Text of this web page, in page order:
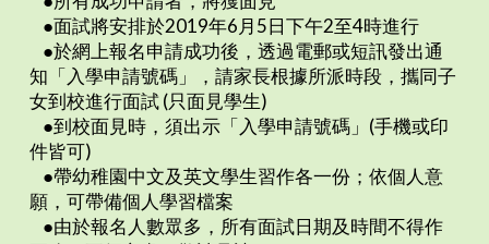
●面試將安排於2019年6月5日下午2至4時進行
●於網上報名申請成功後，透過電郵或短訊發出通
知「入學申請號碼」，請家長根據所派時段，攜同子
女到校進行面試 (只面見學生)
●到校面見時，須出示「入學申請號碼」(手機或印
件皆可)
●帶幼稚園中文及英文學生習作各一份；依個人意
願，可帶備個人學習檔案
●由於報名人數眾多，所有面試日期及時間不得作